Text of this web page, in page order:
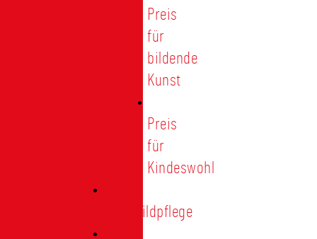
Preis
für
bildende
Kunst
Preis
für
Kindeswohl
Stadtbildpflege